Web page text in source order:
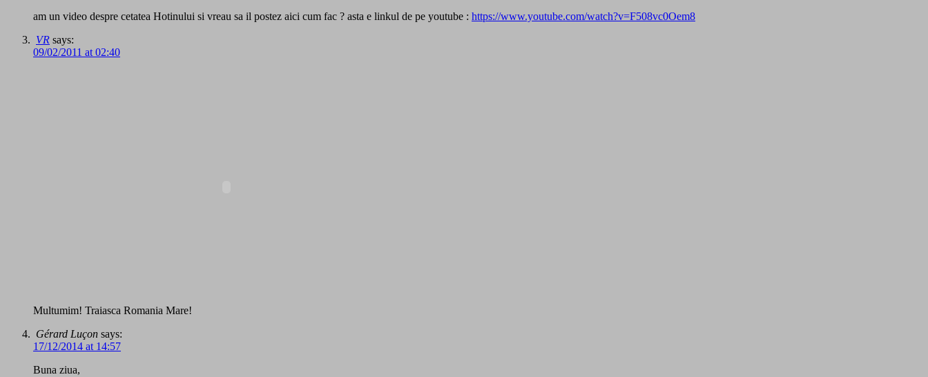
am un video despre cetatea Hotinului si vreau sa il postez aici cum fac ? asta e linkul de pe youtube : https://www.youtube.com/watch?v=F508vc0Oem8
VR says:
09/02/2011 at 02:40
Multumim! Traiasca Romania Mare!
Gérard Luçon says:
17/12/2014 at 14:57
Buna ziua,